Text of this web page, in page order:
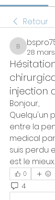
Retour
bspro75100
28
injection
Bonjour,
Quelqu'un
entre la
medical
suis perdu
est le
0
4